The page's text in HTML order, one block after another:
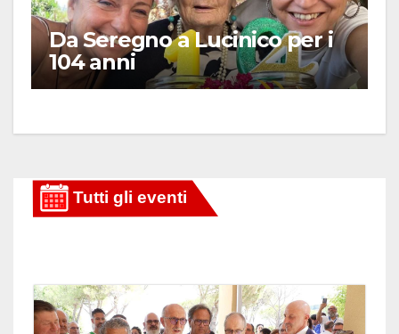
Da Seregno a Lucinico per i
104 anni